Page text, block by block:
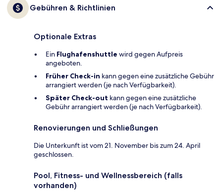
Gebühren & Richtlinien
Optionale Extras
Ein Flughafenshuttle wird gegen Aufpreis
angeboten.
Früher Check-in kann gegen eine zusätzliche Gebühr
arrangiert werden (je nach Verfügbarkeit).
Später Check-out kann gegen eine zusätzliche
Gebühr arrangiert werden (je nach Verfügbarkeit).
Renovierungen und Schließungen
Die Unterkunft ist vom 21. November bis zum 24. April
geschlossen.
Pool, Fitness- und Wellnessbereich (falls
vorhanden)